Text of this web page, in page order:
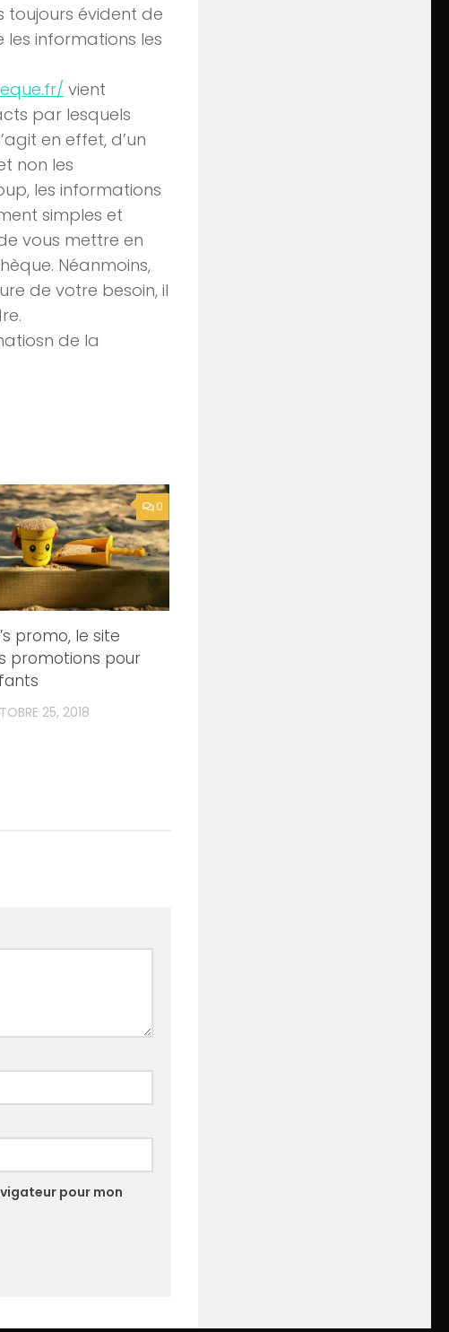
toujours évident de
informations les
vient
par lesquels
en effet, d’un
non les
les informations
simples et
vous mettre en
Néanmoins,
de votre besoin, il
de la
0
promo, le site
promotions pour
25, 2018
pour mon